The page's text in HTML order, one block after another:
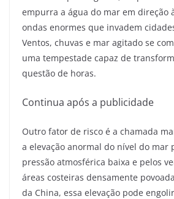
empurra a água do mar em direção
ondas enormes que invadem
Ventos, chuvas e mar agitado se
uma tempestade capaz de
questão de horas.
Continua após a publicidade
Outro fator de risco é a chamada
a elevação anormal do nível do mar
pressão atmosférica baixa e pelos
áreas costeiras densamente
da China, essa elevação pode